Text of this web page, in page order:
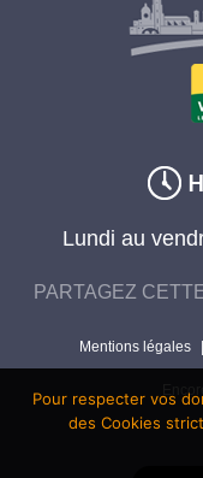
Lundi au
PARTAGEZ
Mentions légales |
Pour respecter vos
des Cookies